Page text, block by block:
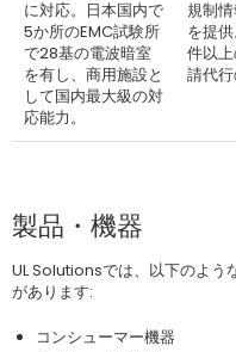
に対応。日本国内で
5か所のEMC試験所
で28基の電波暗室
を有し、商用施設と
して国内最大級の対
応能力。
規制
を提
件以
請代行
製品・機器
UL Solutionsでは、以下のよう
があります:
コンシューマー機器